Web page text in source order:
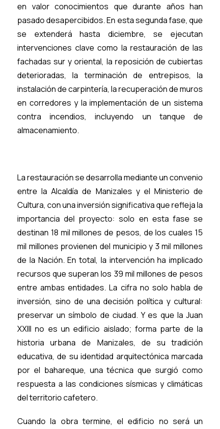
en valor conocimientos que durante años han
pasado desapercibidos. En esta segunda fase, que
se extenderá hasta diciembre, se ejecutan
intervenciones clave como la restauración de las
fachadas sur y oriental, la reposición de cubiertas
deterioradas, la terminación de entrepisos, la
instalación de carpintería, la recuperación de muros
en corredores y la implementación de un sistema
contra incendios, incluyendo un tanque de
almacenamiento.
La restauración se desarrolla mediante un convenio
entre la Alcaldía de Manizales y el Ministerio de
Cultura, con una inversión significativa que refleja la
importancia del proyecto: solo en esta fase se
destinan 18 mil millones de pesos, de los cuales 15
mil millones provienen del municipio y 3 mil millones
de la Nación. En total, la intervención ha implicado
recursos que superan los 39 mil millones de pesos
entre ambas entidades. La cifra no solo habla de
inversión, sino de una decisión política y cultural:
preservar un símbolo de ciudad. Y es que la Juan
XXIII no es un edificio aislado; forma parte de la
historia urbana de Manizales, de su tradición
educativa, de su identidad arquitectónica marcada
por el bahareque, una técnica que surgió como
respuesta a las condiciones sísmicas y climáticas
del territorio cafetero.
Cuando la obra termine, el edificio no será un